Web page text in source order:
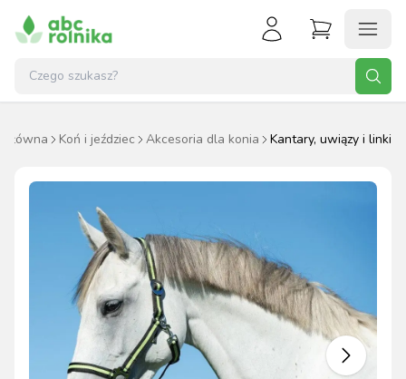
Koń i jeździec Akcesoria dla konia Kantary, uwiązy i linki